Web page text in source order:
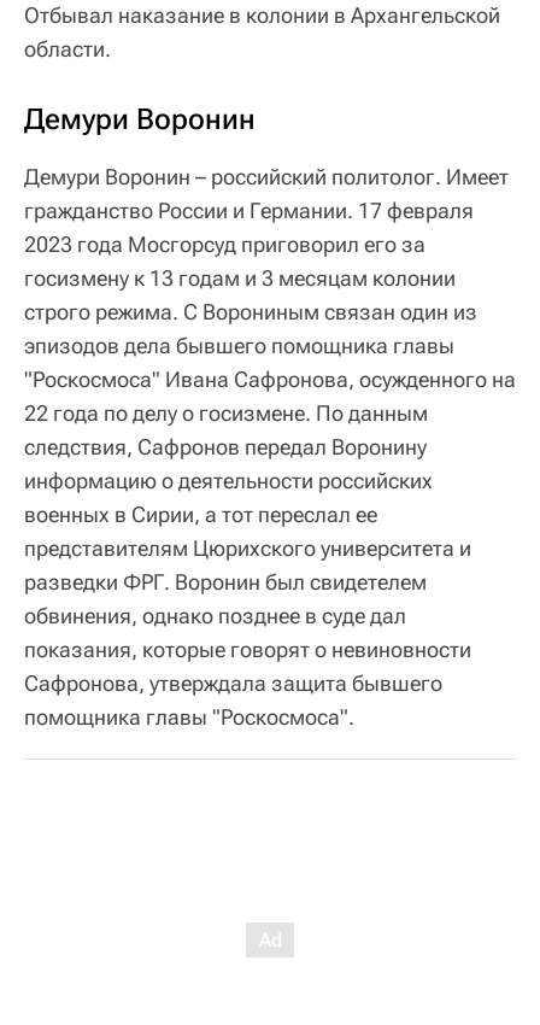
Отбывал наказание в колонии в Архангельской
области.
Демури Воронин
Демури Воронин – российский политолог. Имеет
гражданство России и Германии. 17 февраля
2023 года Мосгорсуд приговорил его за
госизмену к 13 годам и 3 месяцам колонии
строго режима. С Ворониным связан один из
эпизодов дела бывшего помощника главы
"Роскосмоса" Ивана Сафронова, осужденного на
22 года по делу о госизмене. По данным
следствия, Сафронов передал Воронину
информацию о деятельности российских
военных в Сирии, а тот переслал ее
представителям Цюрихского университета и
разведки ФРГ. Воронин был свидетелем
обвинения, однако позднее в суде дал
показания, которые говорят о невиновности
Сафронова, утверждала защита бывшего
помощника главы "Роскосмоса".